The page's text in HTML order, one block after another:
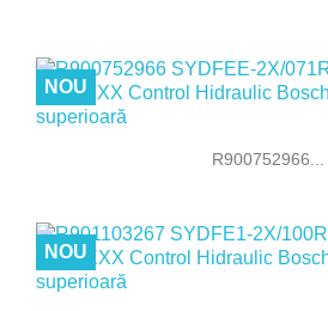
R900752966...
NOU
NOU